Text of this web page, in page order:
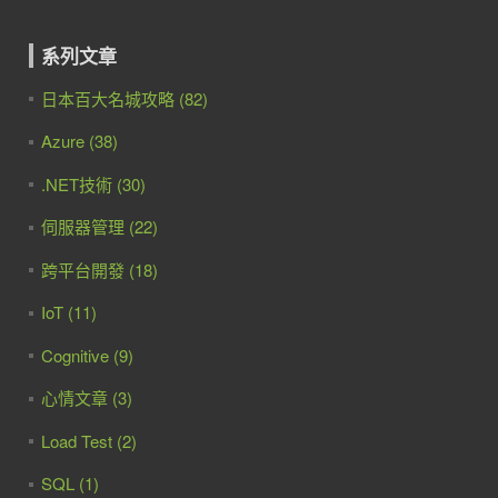
系列文章
日本百大名城攻略 (82)
Azure (38)
.NET技術 (30)
伺服器管理 (22)
跨平台開發 (18)
IoT (11)
Cognitive (9)
心情文章 (3)
Load Test (2)
SQL (1)